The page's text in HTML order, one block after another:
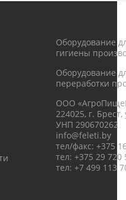
Оборудование
гигиены
Оборудование
переработки
ООО
224025, г.
УНП 290670262
info@feleti.by
тел/факс: +375
тел: +375 29 720
тел: +7 499 113